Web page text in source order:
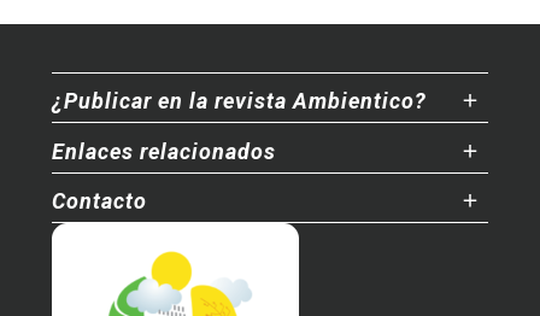
¿Publicar en la revista Ambientico?
Enlaces relacionados
Contacto